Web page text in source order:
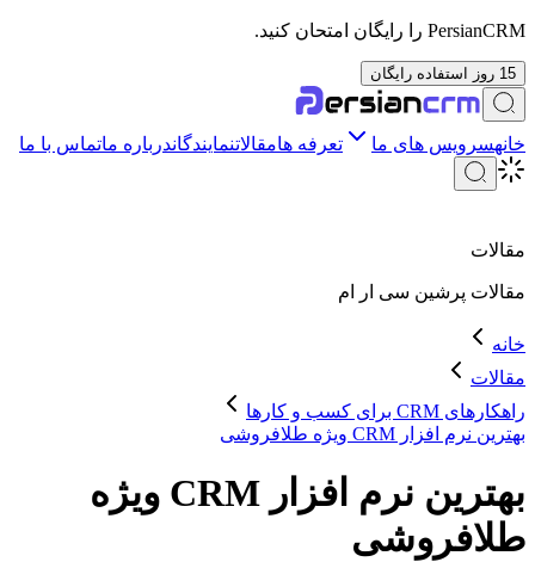
PersianCRM را رایگان امتحان کنید.
15 روز استفاده رایگان
خانهسرویس های ما تعرفه هامقالاتنمایندگاندرباره ماتماس با ما
مقالات
مقالات پرشین سی ار ام
خانه
مقالات
راهکارهای CRM برای کسب و کارها
بهترین نرم افزار CRM ویژه طلافروشی
بهترین نرم افزار CRM ویژه
طلافروشی